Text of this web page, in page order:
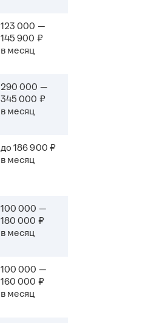
123 000 —
145 900 ₽
в месяц
290 000 —
345 000 ₽
в месяц
до 186 900 ₽
в месяц
100 000 —
180 000 ₽
в месяц
100 000 —
160 000 ₽
в месяц